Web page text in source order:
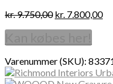
kr.9.750,00 kr. 7.800,00
Varenummer (SKU):